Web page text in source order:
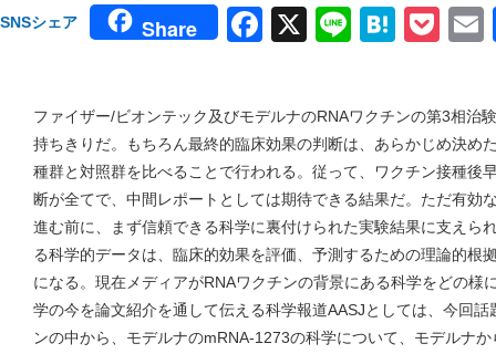
SNSシェア Share Facebook
X Line
ファイザー/ビオンテック及びモデルナのRNAワクチンの第3相治
持ちきりだ。もちろん最終的臨床効果の判断は、あらかじめ決め
種群と対照群を比べることで行われる。従って、ワクチン接種後
断が全てで、中間レポートとしては期待できる結果だ。ただ有効
進む前に、まず信頼できる科学に裏付けられた実験結果に支えら
る科学的データは、臨床的効果を評価、予測するための理論的根
になる。現在メディアがRNAワクチンの背景にある科学をどの様
学の今を論文紹介を通して伝える科学報道AASJとしては、今回
ンの中から、モデルナのmRNA-1273の科学について、モデルナ